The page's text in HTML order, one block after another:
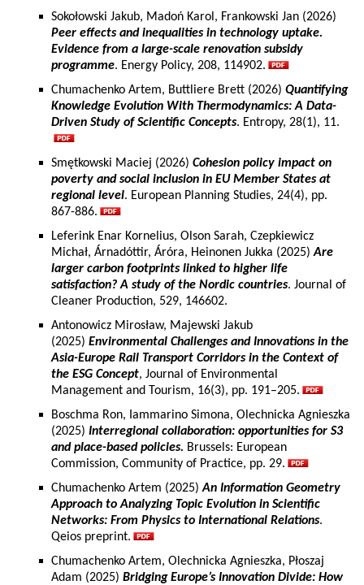
Sokołowski Jakub, Madoń Karol, Frankowski Jan (2026)
Peer effects and inequalities in technology uptake.
Evidence from a large-scale renovation subsidy
programme. Energy Policy, 208, 114902.
Chumachenko Artem, Buttliere Brett (2026) Quantifying
Knowledge Evolution With Thermodynamics: A Data-
Driven Study of Scientific Concepts. Entropy, 28(1), 11.
Smętkowski Maciej (2026) Cohesion policy impact on
poverty and social inclusion in EU Member States at
regional level. European Planning Studies, 24(4), pp.
867-886.
Leferink Enar Kornelius, Olson Sarah, Czepkiewicz
Michał, Árnadóttir, Áróra, Heinonen Jukka (2025)Are
larger carbon footprints linked to higher life
satisfaction? A study of the Nordic countries. Journal of
Cleaner Production, 529, 146602.
Antonowicz Mirosław, Majewski Jakub
(2025) Environmental Challenges and Innovations in the
Asia-Europe Rail Transport Corridors in the Context of
the ESG Concept, Journal of Environmental
Management and Tourism, 16(3), pp. 191–205.
Boschma Ron, Iammarino Simona, Olechnicka Agnieszka
(2025) Interregional collaboration: opportunities for S3
and place-based policies. Brussels: European
Commission, Community of Practice, pp. 29.
Chumachenko Artem (2025)An Information Geometry
Approach to Analyzing Topic Evolution in Scientific
Networks: From Physics to International Relations.
Qeios preprint.
Chumachenko Artem, Olechnicka Agnieszka, Płoszaj
Adam (2025) Bridging Europe’s Innovation Divide: How